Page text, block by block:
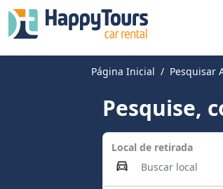
Página Inicial Pesquisar
Pesquise,
Local de retirada